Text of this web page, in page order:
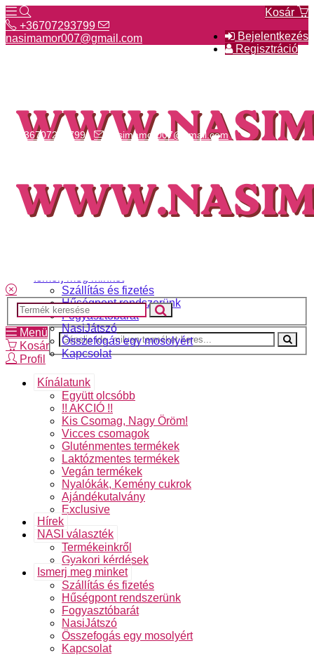
Kosár
Bejelentkezés
Regisztráció
+36707293799
nasimamor007@gmail.com
Szállítás és fizetés
Hűségpont rendszerünk
Fogyasztóbarát
NasiJátszó
Összefogás egy mosolyért
Kapcsolat
+36707293799 nasimamor007@gmail.com
Menü
Kosár
Profil
Kínálatunk
Együtt olcsóbb
!! AKCIÓ !!
Kis Csomag, Nagy Öröm!
Vicces csomagok
Gluténmentes termékek
Laktózmentes termékek
Vegán termékek
Nyalókák, Kemény cukrok
Ajándékutalvány
Exclusive
Hírek
NASI választék
Termékeinkről
Gyakori kérdések
Ismerj meg minket
Szállítás és fizetés
Hűségpont rendszerünk
Fogyasztóbarát
NasiJátszó
Összefogás egy mosolyért
Kapcsolat